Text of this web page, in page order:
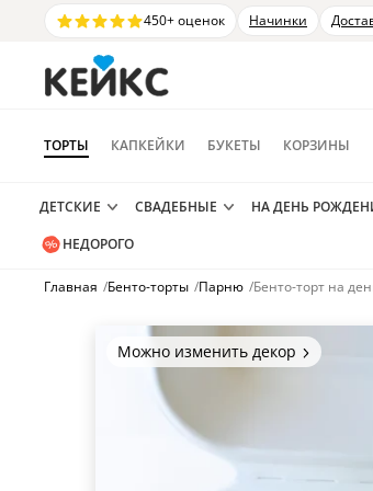
450+ оценок Начинки
ТОРТЫ КАПКЕЙКИ БУКЕТЫ КОРЗИНЫ
ДЕТСКИЕ СВАДЕБНЫЕ НА ДЕНЬ
НЕДОРОГО
Главная /Бенто-торты /Парню /Бенто-торт на
Можно изменить декор
Цвет покрытия, надписи,
элементы и фигурки.